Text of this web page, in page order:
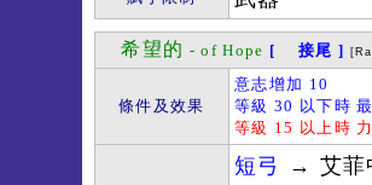
希望的 - of Hope [ 接尾 ]
條件及效果
意志增加 10
等級 30 以下時
等級 15 以上時
短弓
→ 艾菲